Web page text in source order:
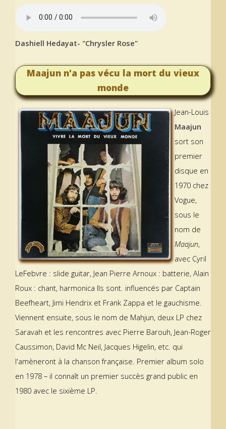
Dashiell Hedayat- "Chrysler Rose"
Maajun n'a pas vécu la mort du vieux
monde
Jean-Louis
Maajun
sort son
premier
disque en
1970 chez
Vogue,
sous le
nom de
Maajun,
avec Cyril
LeFebvre : slide guitar, Jean Pierre Arnoux : batterie, Alain
Roux : chant, harmonica Ils sont. influencés par Captain
Beefheart, Jimi Hendrix et Frank Zappa et le gauchisme.
Viennent ensuite, sous le nom de Mahjun, deux LP chez
Saravah et les rencontres avec Pierre Barouh, Jean-Roger
Caussimon, David Mc Neil, Jacques Higelin, etc. qui
l'amèneront à la chanson française. Premier album solo
en 1978 – il connaît un premier succès grand public en
1980 avec le sixième LP.